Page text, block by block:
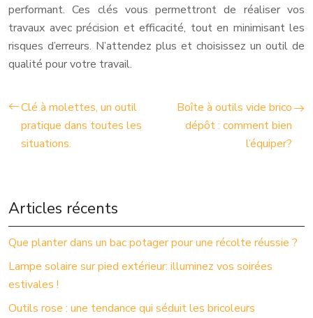
performant. Ces clés vous permettront de réaliser vos
travaux avec précision et efficacité, tout en minimisant les
risques d’erreurs. N’attendez plus et choisissez un outil de
qualité pour votre travail.
Clé à molettes, un outil
pratique dans toutes les
situations.
Boîte à outils vide brico
dépôt : comment bien
l’équiper?
Articles récents
Que planter dans un bac potager pour une récolte réussie ?
Lampe solaire sur pied extérieur: illuminez vos soirées
estivales !
Outils rose : une tendance qui séduit les bricoleurs